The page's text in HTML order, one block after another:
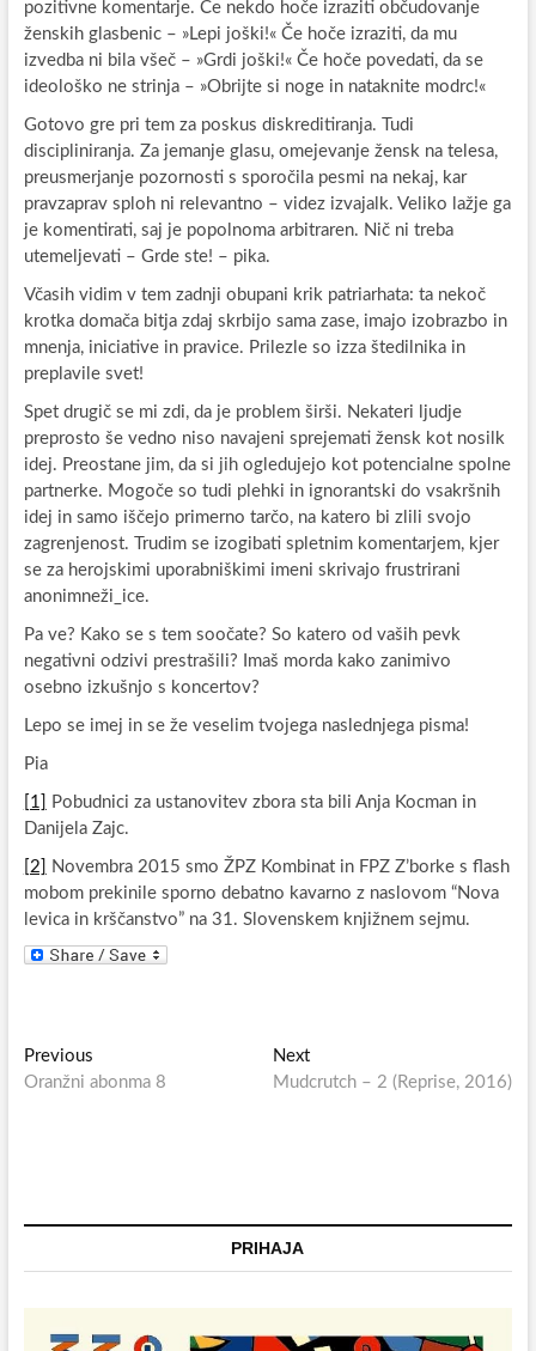
pozitivne komentarje. Če nekdo hoče izraziti občudovanje
ženskih glasbenic – »Lepi joški!« Če hoče izraziti, da mu
izvedba ni bila všeč – »Grdi joški!« Če hoče povedati, da se
ideološko ne strinja – »Obrijte si noge in nataknite modrc!«
Gotovo gre pri tem za poskus diskreditiranja. Tudi
discipliniranja. Za jemanje glasu, omejevanje žensk na telesa,
preusmerjanje pozornosti s sporočila pesmi na nekaj, kar
pravzaprav sploh ni relevantno – videz izvajalk. Veliko lažje ga
je komentirati, saj je popolnoma arbitraren. Nič ni treba
utemeljevati – Grde ste! – pika.
Včasih vidim v tem zadnji obupani krik patriarhata: ta nekoč
krotka domača bitja zdaj skrbijo sama zase, imajo izobrazbo in
mnenja, iniciative in pravice. Prilezle so izza štedilnika in
preplavile svet!
Spet drugič se mi zdi, da je problem širši. Nekateri ljudje
preprosto še vedno niso navajeni sprejemati žensk kot nosilk
idej. Preostane jim, da si jih ogledujejo kot potencialne spolne
partnerke. Mogoče so tudi plehki in ignorantski do vsakršnih
idej in samo iščejo primerno tarčo, na katero bi zlili svojo
zagrenjenost. Trudim se izogibati spletnim komentarjem, kjer
se za herojskimi uporabniškimi imeni skrivajo frustrirani
anonimneži_ice.
Pa ve? Kako se s tem soočate? So katero od vaših pevk
negativni odzivi prestrašili? Imaš morda kako zanimivo
osebno izkušnjo s koncertov?
Lepo se imej in se že veselim tvojega naslednjega pisma!
Pia
[1]
Pobudnici za ustanovitev zbora sta bili Anja Kocman in
Danijela Zajc.
[2]
Novembra 2015 smo ŽPZ Kombinat in FPZ Z’borke s flash
mobom prekinile sporno debatno kavarno z naslovom “Nova
levica in krščanstvo” na 31. Slovenskem knjižnem sejmu.
Navigacija
prispevka
PreviousPrevious
post:
Oranžni abonma 8
NextNext
post:
Mudcrutch – 2 (Reprise, 2016)
PRIHAJA